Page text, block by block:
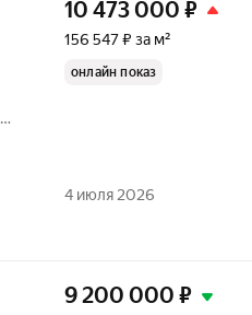
10 473 000 ₽
156 547 ₽ за м²
онлайн показ
4 июля 2026
9 200 000 ₽